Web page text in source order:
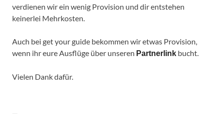
verdienen wir ein wenig Provision und dir entstehen
keinerlei Mehrkosten.
Auch bei get your guide bekommen wir etwas Provision,
wenn ihr eure Ausflüge über unseren Partnerlink bucht.
Vielen Dank dafür.